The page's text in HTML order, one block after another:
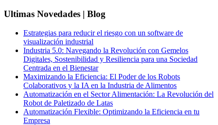
Ultimas Novedades | Blog
Estrategias para reducir el riesgo con un software de
visualización industrial
Industria 5.0: Navegando la Revolución con Gemelos
Digitales, Sostenibilidad y Resiliencia para una Sociedad
Centrada en el Bienestar
Maximizando la Eficiencia: El Poder de los Robots
Colaborativos y la IA en la Industria de Alimentos
Automatización en el Sector Alimentación: La Revolución del
Robot de Paletizado de Latas
Automatización Flexible: Optimizando la Eficiencia en tu
Empresa